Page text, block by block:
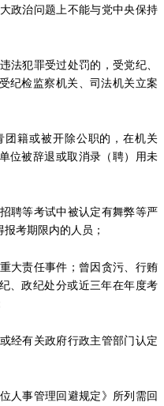
政治问题上不能与党中央保持
法犯罪受过处罚的，受党纪、
纪检监察机关、司法机关立案
团籍或被开除公职的，在机关
位被辞退或取消录（聘）用未
聘等考试中被认定有舞弊等严
考期限内的人员；
大责任事件；曾因贪污、行贿
、政纪处分或近三年在年度考
经有关政府行政主管部门认定
人事管理回避规定》所列需回